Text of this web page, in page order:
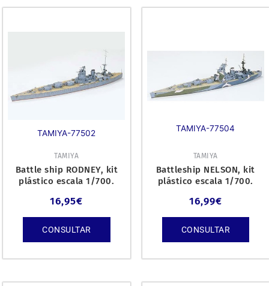
TAMIYA-77502
TAMIYA
Battle ship RODNEY, kit
plástico escala 1/700.
16,95€
CONSULTAR
TAMIYA-77504
TAMIYA
Battleship NELSON, kit
plástico escala 1/700.
16,99€
CONSULTAR